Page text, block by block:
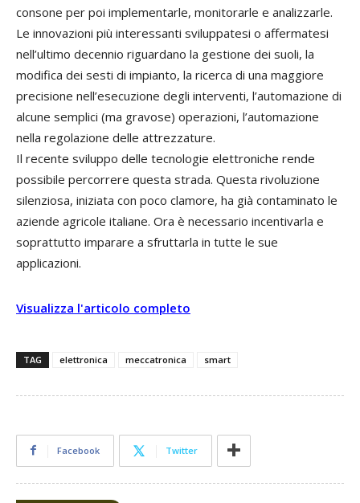
consone per poi implementarle, monitorarle e analizzarle.
Le innovazioni più interessanti sviluppatesi o affermatesi
nell’ultimo decennio riguardano la gestione dei suoli, la
modifica dei sesti di impianto, la ricerca di una maggiore
precisione nell’esecuzione degli interventi, l’automazione di
alcune semplici (ma gravose) operazioni, l’automazione
nella regolazione delle attrezzature.
Il recente sviluppo delle tecnologie elettroniche rende
possibile percorrere questa strada. Questa rivoluzione
silenziosa, iniziata con poco clamore, ha già contaminato le
aziende agricole italiane. Ora è necessario incentivarla e
soprattutto imparare a sfruttarla in tutte le sue
applicazioni.
Visualizza l'articolo completo
TAG elettronica meccatronica smart
Facebook Twitter